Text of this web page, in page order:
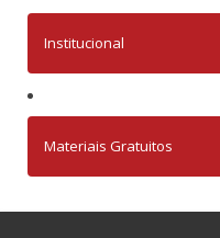
Institucional
Materiais Gratuitos